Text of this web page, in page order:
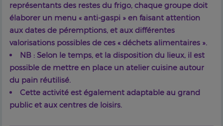
représentants des restes du frigo, chaque groupe doit
élaborer un menu « anti-gaspi » en faisant attention
aux dates de péremptions, et aux différentes
valorisations possibles de ces « déchets alimentaires ».
NB : Selon le temps, et la disposition du lieux, il est
possible de mettre en place un atelier cuisine autour
du pain réutilisé.
Cette activité est également adaptable au grand
public et aux centres de loisirs.